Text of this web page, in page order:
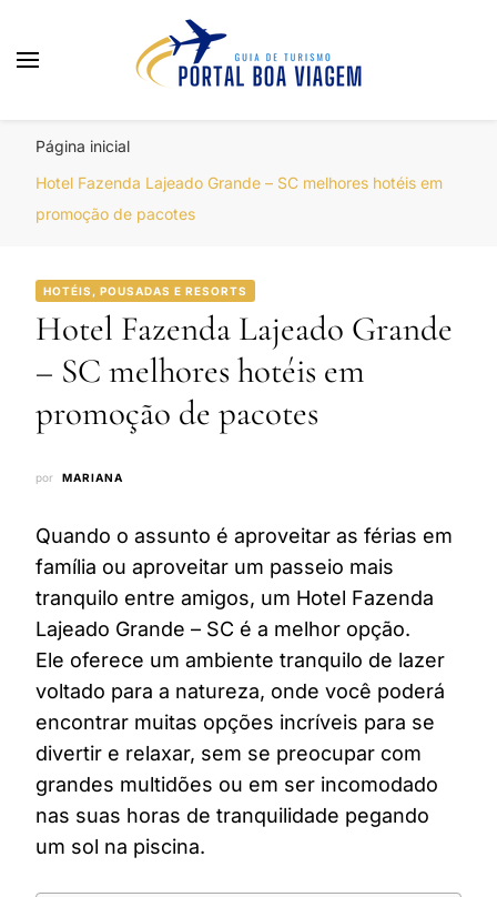
Página inicial
Hotel Fazenda Lajeado Grande – SC melhores hotéis em
promoção de pacotes
HOTÉIS, POUSADAS E RESORTS
Hotel Fazenda Lajeado Grande
– SC melhores hotéis em
promoção de pacotes
por MARIANA
Quando o assunto é aproveitar as férias em
família ou aproveitar um passeio mais
tranquilo entre amigos, um Hotel Fazenda
Lajeado Grande – SC é a melhor opção.
Ele oferece um ambiente tranquilo de lazer
voltado para a natureza, onde você poderá
encontrar muitas opções incríveis para se
divertir e relaxar, sem se preocupar com
grandes multidões ou em ser incomodado
nas suas horas de tranquilidade pegando
um sol na piscina.